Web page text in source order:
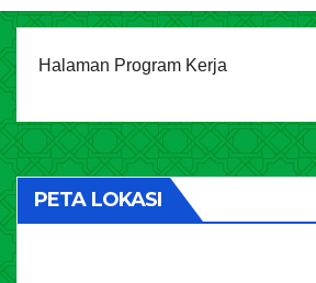
Halaman Program Kerja
PETA LOKASI